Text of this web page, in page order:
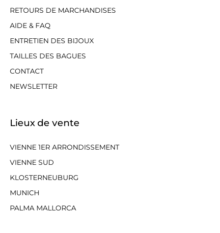
RETOURS DE MARCHANDISES
AIDE & FAQ
ENTRETIEN DES BIJOUX
TAILLES DES BAGUES
CONTACT
NEWSLETTER
Lieux de vente
VIENNE 1ER ARRONDISSEMENT
VIENNE SUD
KLOSTERNEUBURG
MUNICH
PALMA MALLORCA